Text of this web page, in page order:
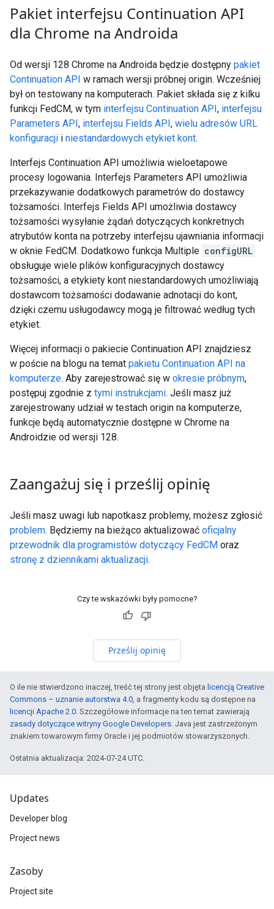
Pakiet interfejsu Continuation API
dla Chrome na Androida
Od wersji 128 Chrome na Androida będzie dostępny pakiet
Continuation API w ramach wersji próbnej origin. Wcześniej
był on testowany na komputerach. Pakiet składa się z kilku
funkcji FedCM, w tym interfejsu Continuation API, interfejsu
Parameters API, interfejsu Fields API, wielu adresów URL
konfiguracji i niestandardowych etykiet kont.
Interfejs Continuation API umożliwia wieloetapowe
procesy logowania. Interfejs Parameters API umożliwia
przekazywanie dodatkowych parametrów do dostawcy
tożsamości. Interfejs Fields API umożliwia dostawcy
tożsamości wysyłanie żądań dotyczących konkretnych
atrybutów konta na potrzeby interfejsu ujawniania informacji
w oknie FedCM. Dodatkowo funkcja Multiple configURL
obsługuje wiele plików konfiguracyjnych dostawcy
tożsamości, a etykiety kont niestandardowych umożliwiają
dostawcom tożsamości dodawanie adnotacji do kont,
dzięki czemu usługodawcy mogą je filtrować według tych
etykiet.
Więcej informacji o pakiecie Continuation API znajdziesz
w poście na blogu na temat pakietu Continuation API na
komputerze. Aby zarejestrować się w okresie próbnym,
postępuj zgodnie z tymi instrukcjami. Jeśli masz już
zarejestrowany udział w testach origin na komputerze,
funkcje będą automatycznie dostępne w Chrome na
Androidzie od wersji 128.
Zaangażuj się i prześlij opinię
Jeśli masz uwagi lub napotkasz problemy, możesz zgłosić
problem. Będziemy na bieżąco aktualizować oficjalny
przewodnik dla programistów dotyczący FedCM oraz
stronę z dziennikami aktualizacji.
Czy te wskazówki były pomocne?
Prześlij opinię
O ile nie stwierdzono inaczej, treść tej strony jest objęta licencją Creative
Commons – uznanie autorstwa 4.0 , a fragmenty kodu są dostępne na
licencji Apache 2.0 . Szczegółowe informacje na ten temat zawierają
zasady dotyczące witryny Google Developers . Java jest zastrzeżonym
znakiem towarowym firmy Oracle i jej podmiotów stowarzyszonych.
Ostatnia aktualizacja: 2024-07-24 UTC.
Updates
Developer blog
Project news
Zasoby
Project site